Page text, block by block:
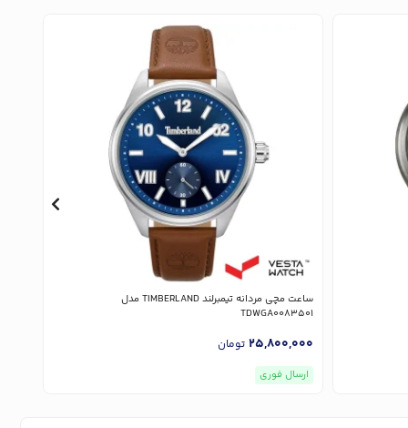
ساعت مچی مردانه تیمبرلند TIMBERLAND مدل
TDWGA0083501
25,800,000 تومان
ارسال فوری